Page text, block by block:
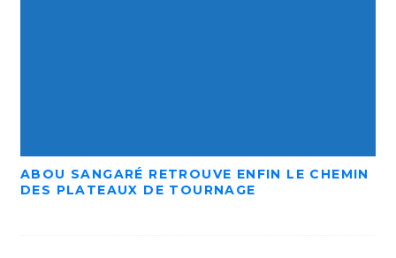
ABOU SANGARÉ RETROUVE ENFIN LE CHEMIN
DES PLATEAUX DE TOURNAGE